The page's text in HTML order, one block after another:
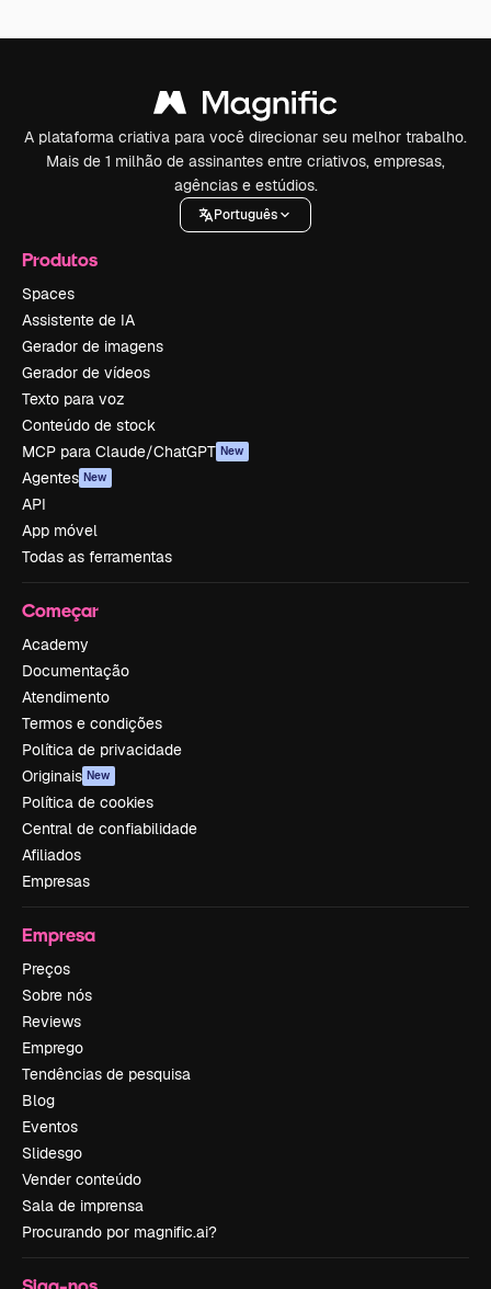
A plataforma criativa para você direcionar seu melhor trabalho.
Mais de 1 milhão de assinantes entre criativos, empresas,
agências e estúdios.
Português
Produtos
Spaces
Assistente de IA
Gerador de imagens
Gerador de vídeos
Texto para voz
Conteúdo de stock
MCP para Claude/ChatGPT New
Agentes New
API
App móvel
Todas as ferramentas
Começar
Academy
Documentação
Atendimento
Termos e condições
Política de privacidade
Originais New
Política de cookies
Central de confiabilidade
Afiliados
Empresas
Empresa
Preços
Sobre nós
Reviews
Emprego
Tendências de pesquisa
Blog
Eventos
Slidesgo
Vender conteúdo
Sala de imprensa
Procurando por magnific.ai?